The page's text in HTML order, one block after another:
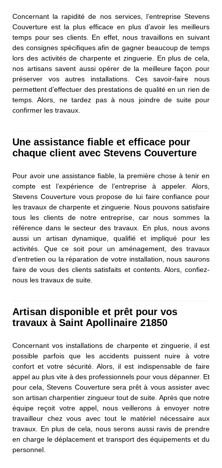
Concernant la rapidité de nos services, l’entreprise Stevens
Couverture est la plus efficace en plus d’avoir les meilleurs
temps pour ses clients. En effet, nous travaillons en suivant
des consignes spécifiques afin de gagner beaucoup de temps
lors des activités de charpente et zinguerie. En plus de cela,
nos artisans savent aussi opérer de la meilleure façon pour
préserver vos autres installations. Ces savoir-faire nous
permettent d’effectuer des prestations de qualité en un rien de
temps. Alors, ne tardez pas à nous joindre de suite pour
confirmer les travaux.
Une assistance fiable et efficace pour
chaque client avec Stevens Couverture
Pour avoir une assistance fiable, la première chose à tenir en
compte est l’expérience de l’entreprise à appeler. Alors,
Stevens Couverture vous propose de lui faire confiance pour
les travaux de charpente et zinguerie. Nous pouvons satisfaire
tous les clients de notre entreprise, car nous sommes la
référence dans le secteur des travaux. En plus, nous avons
aussi un artisan dynamique, qualifié et impliqué pour les
activités. Que ce soit pour un aménagement, des travaux
d’entretien ou la réparation de votre installation, nous saurons
faire de vous des clients satisfaits et contents. Alors, confiez-
nous les travaux de suite.
Artisan disponible et prêt pour vos
travaux à Saint Apollinaire 21850
Concernant vos installations de charpente et zinguerie, il est
possible parfois que les accidents puissent nuire à votre
confort et votre sécurité. Alors, il est indispensable de faire
appel au plus vite à des professionnels pour vous dépanner. Et
pour cela, Stevens Couverture sera prêt à vous assister avec
son artisan charpentier zingueur tout de suite. Après que notre
équipe reçoit votre appel, nous veillerons à envoyer notre
travailleur chez vous avec tout le matériel nécessaire aux
travaux. En plus de cela, nous serons aussi ravis de prendre
en charge le déplacement et transport des équipements et du
personnel.